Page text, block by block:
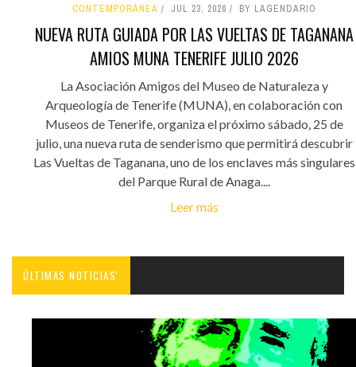
CONTEMPORÁNEA JUL 23, 2026 BY LAGENDARIO
NUEVA RUTA GUIADA POR LAS VUELTAS DE TAGANANA
AMIOS MUNA TENERIFE JULIO 2026
La Asociación Amigos del Museo de Naturaleza y
Arqueología de Tenerife (MUNA), en colaboración con
Museos de Tenerife, organiza el próximo sábado, 25 de
julio, una nueva ruta de senderismo que permitirá descubrir
Las Vueltas de Taganana, uno de los enclaves más singulares
del Parque Rural de Anaga....
Leer más
ÚLTIMAS NOTICIAS'